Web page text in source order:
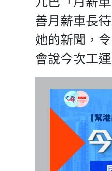
善月薪車長
她的新聞，
會說今次工